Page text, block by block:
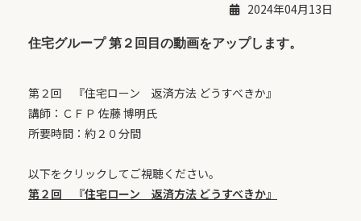
2024年04月13日
住宅グループ 第２回目の動画をアップします。
第２回 『住宅ローン 返済方法 どうすべきか』
講師：ＣＦＰ 佐藤 博明氏
所要時間：約２０分間
以下をクリックしてご視聴ください。
第２回 『住宅ローン 返済方法 どうすべきか』